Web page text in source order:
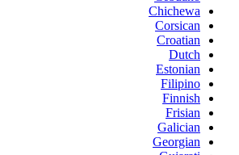
Chichewa
Corsican
Croatian
Dutch
Estonian
Filipino
Finnish
Frisian
Galician
Georgian